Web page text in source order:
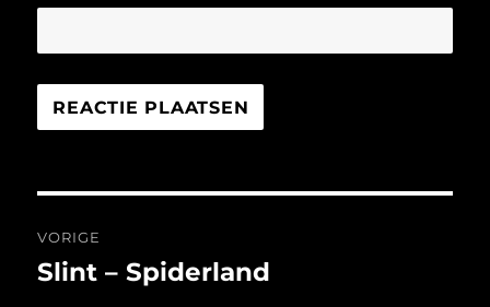
navigatie
VORIGE
Vorig
Slint – Spiderland